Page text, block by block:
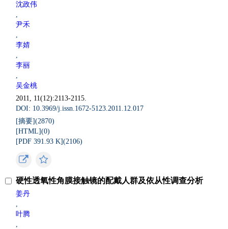
沈政伟
,
尹禾
,
李婧
,
李丽
,
吴金桃
2011, 11(12):2113-2115.
DOI: 10.3969/j.issn.1672-5123.2011.12.017
[摘要](2870)
[HTML](0)
[PDF 391.93 K](2106)
硬性透氧性角膜接触镜的配戴人群及依从性调查分析
姜丹
,
叶腾
,